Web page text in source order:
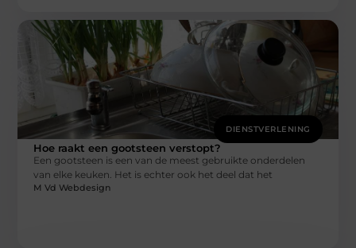
DIENSTVERLENING
Hoe raakt een gootsteen verstopt?
Een gootsteen is een van de meest gebruikte onderdelen
van elke keuken. Het is echter ook het deel dat het
M Vd Webdesign